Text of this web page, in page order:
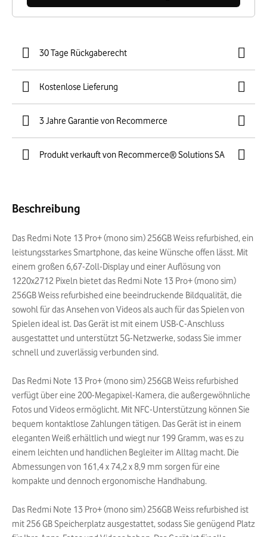
30 Tage Rückgaberecht
Kostenlose Lieferung
3 Jahre Garantie von Recommerce
Produkt verkauft von Recommerce® Solutions SA
Beschreibung
Das Redmi Note 13 Pro+ (mono sim) 256GB Weiss refurbished, ein
leistungsstarkes Smartphone, das keine Wünsche offen lässt. Mit
einem großen 6,67-Zoll-Display und einer Auflösung von
1220x2712 Pixeln bietet das Redmi Note 13 Pro+ (mono sim)
256GB Weiss refurbished eine beeindruckende Bildqualität, die
sowohl für das Ansehen von Videos als auch für das Spielen von
Spielen ideal ist. Das Gerät ist mit einem USB-C-Anschluss
ausgestattet und unterstützt 5G-Netzwerke, sodass Sie immer
schnell und zuverlässig verbunden sind.
Das Redmi Note 13 Pro+ (mono sim) 256GB Weiss refurbished
verfügt über eine 200-Megapixel-Kamera, die außergewöhnliche
Fotos und Videos ermöglicht. Mit NFC-Unterstützung können Sie
bequem kontaktlose Zahlungen tätigen. Das Gerät ist in einem
eleganten Weiß erhältlich und wiegt nur 199 Gramm, was es zu
einem leichten und handlichen Begleiter im Alltag macht. Die
Abmessungen von 161,4 x 74,2 x 8,9 mm sorgen für eine
kompakte und dennoch ergonomische Handhabung.
Das Redmi Note 13 Pro+ (mono sim) 256GB Weiss refurbished ist
mit 256 GB Speicherplatz ausgestattet, sodass Sie genügend Platz